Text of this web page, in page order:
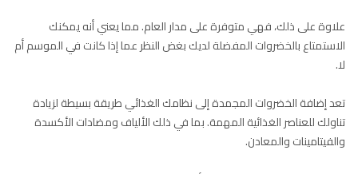
علاوة على ذلك، فهي متوفرة على مدار العام. مما يعني أنه يمكنك
الاستمتاع بالخضروات المفضلة لديك بغض النظر عما إذا كانت في الموسم أم
لا.
تعد إضافة الخضروات المجمدة إلى نظامك الغذائي طريقة بسيطة لزيادة
تناولك للعناصر الغذائية المهمة. بما في ذلك الألياف ومضادات الأكسدة
والفيتامينات والمعادن.